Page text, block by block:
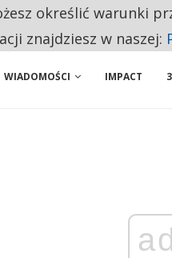
KANDYDATÓW NIE
WIADOMOŚCI IMPACT
określić warunki
znajdziesz w naszej: